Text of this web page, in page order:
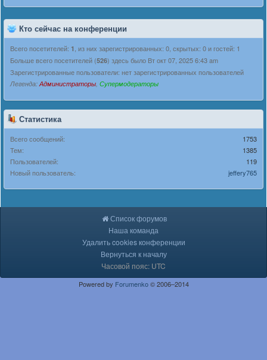
Кто сейчас на конференции
Всего посетителей: 1 , из них зарегистрированных: 0, скрытых: 0 и гостей: 1
Больше всего посетителей (526) здесь было Вт окт 07, 2025 6:43 am
Зарегистрированные пользователи: нет зарегистрированных пользователей
Легенда: Администраторы Супермодераторы
Статистика
Всего сообщений:
1753
Тем:
1385
Пользователей:
119
Новый пользователь:
jeffery765
Список форумов
Наша команда
Удалить cookies конференции
Вернуться к началу
Часовой пояс: UTC
Powered by Forumenko© 2006–2014